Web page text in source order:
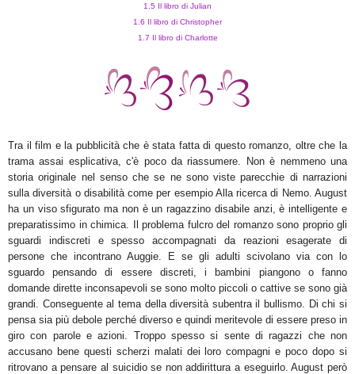
1.5 Il libro di Julian
1.6 Il libro di Christopher
1.7 Il libro di Charlotte
Tra il film e la pubblicità che è stata fatta di questo romanzo, oltre che la
trama assai esplicativa, c'è poco da riassumere. Non è nemmeno una
storia originale nel senso che se ne sono viste parecchie di narrazioni
sulla diversità o disabilità come per esempio Alla ricerca di Nemo. August
ha un viso sfigurato ma non è un ragazzino disabile anzi, è intelligente e
preparatissimo in chimica. Il problema fulcro del romanzo sono proprio gli
sguardi indiscreti e spesso accompagnati da reazioni esagerate di
persone che incontrano Auggie. E se gli adulti scivolano via con lo
sguardo pensando di essere discreti, i bambini piangono o fanno
domande dirette inconsapevoli se sono molto piccoli o cattive se sono già
grandi. Conseguente al tema della diversità subentra il bullismo. Di chi si
pensa sia più debole perché diverso e quindi meritevole di essere preso in
giro con parole e azioni. Troppo spesso si sente di ragazzi che non
accusano bene questi scherzi malati dei loro compagni e poco dopo si
ritrovano a pensare al suicidio se non addirittura a eseguirlo. August però